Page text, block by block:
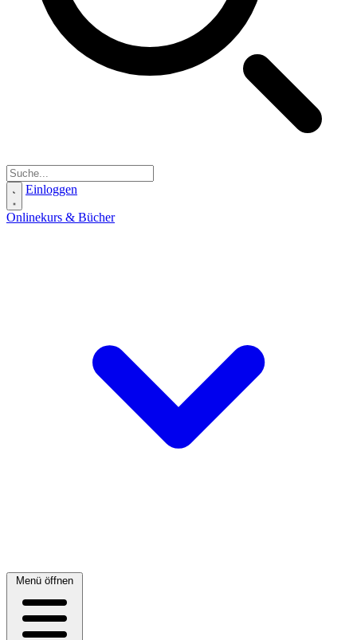
Einloggen
Onlinekurs & Bücher
Menü öffnen